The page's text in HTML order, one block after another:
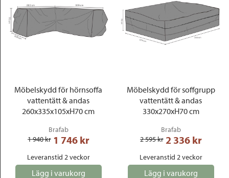
Möbelskydd för hörnsoffa
vattentätt & andas
260x335x105xH70 cm
Brafab
1 940 kr 1 746 kr
Leveranstid 2 veckor
Lägg i varukorg
Möbelskydd för soffgrupp
vattentätt & andas
330x270xH70 cm
Brafab
2 595 kr 2 336 kr
Leveranstid 2 veckor
Lägg i varukorg